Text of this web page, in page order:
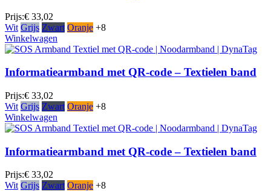
Prijs:€ 33,02
Wit Grijs Zwart Oranje +8
Winkelwagen
Informatiearmband met QR-code – Textielen band
Prijs:€ 33,02
Wit Grijs Zwart Oranje +8
Winkelwagen
Informatiearmband met QR-code – Textielen band
Prijs:€ 33,02
Wit Grijs Zwart Oranje +8